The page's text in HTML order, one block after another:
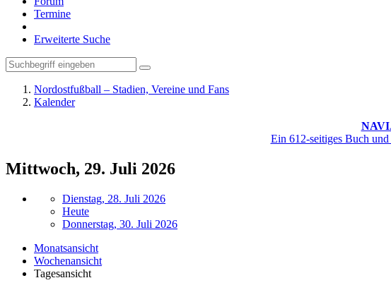
Termine
Erweiterte Suche
Nordostfußball – Stadien, Vereine und Fans
Kalender
Ein 612-seitiges Buch
Mittwoch, 29. Juli 2026
Dienstag, 28. Juli 2026
Heute
Donnerstag, 30. Juli 2026
Monatsansicht
Wochenansicht
Tagesansicht